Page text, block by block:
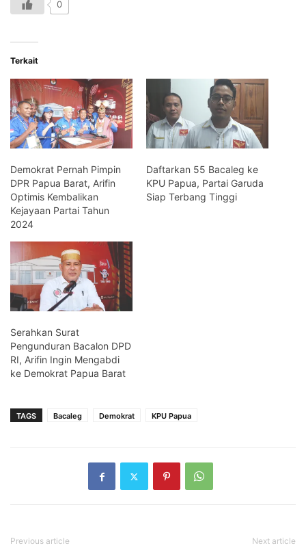
0
Terkait
Demokrat Pernah Pimpin
DPR Papua Barat, Arifin
Optimis Kembalikan
Kejayaan Partai Tahun
2024
Daftarkan 55 Bacaleg ke
KPU Papua, Partai Garuda
Siap Terbang Tinggi
Serahkan Surat
Pengunduran Bacalon DPD
RI, Arifin Ingin Mengabdi
ke Demokrat Papua Barat
TAGS Bacaleg Demokrat KPU Papua
Previous article Next article